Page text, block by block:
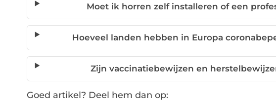
Moet ik horren zelf installeren of een
Hoeveel landen hebben in Europa
Zijn vaccinatiebewijzen en
Goed artikel? Deel hem dan op: